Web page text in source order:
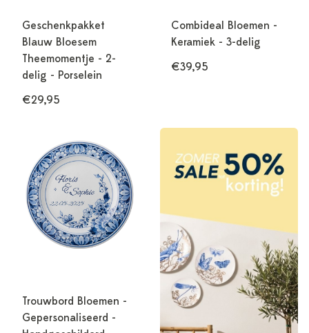
Geschenkpakket
Blauw Bloesem
Theemomentje - 2-
delig - Porselein
€29,95
Combideal Bloemen -
Keramiek - 3-delig
€39,95
Trouwbord Bloemen -
Gepersonaliseerd -